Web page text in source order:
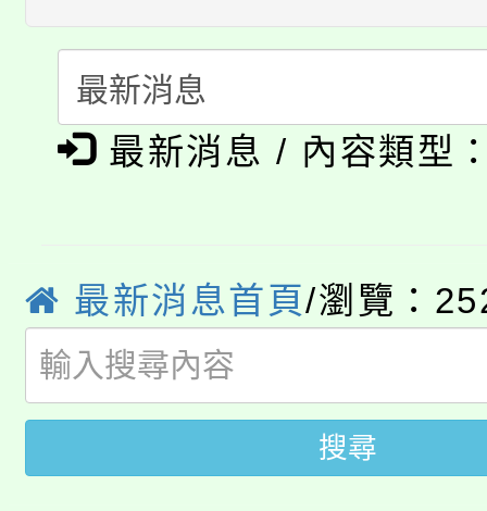
代理(課)教師甄選結果(
公告本校115學年度第
代理(課)教師甄選結果(
轉知中國文化大學推廣
《TA101》溝通分析基
心理、諮商輔導、社會
系所師生報名參加。
淨零綠生活教案入校路
學籍身 分審查程序及
版
淨零綠領人才培育課程
公告本校115學年度第
代理(課)教師甄選結果(
「2026金融保險知識
車」活動
桃園市115學年度學生
最新消息 / 內容類型
最新消息首頁/瀏覽：
搜尋